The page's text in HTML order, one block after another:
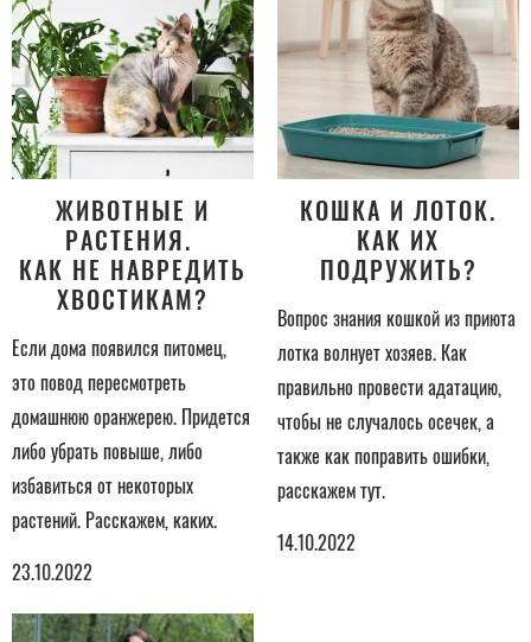
ЖИВОТНЫЕ И
РАСТЕНИЯ.
КАК НЕ НАВРЕДИТЬ
ХВОСТИКАМ?
Если дома появился питомец,
это повод пересмотреть
домашнюю оранжерею. Придется
либо убрать повыше, либо
избавиться от некоторых
растений. Расскажем, каких.
23.10.2022
КОШКА И ЛОТОК.
КАК ИХ
ПОДРУЖИТЬ?
Вопрос знания кошкой из приюта
лотка волнует хозяев. Как
правильно провести адатацию,
чтобы не случалось осечек, а
также как поправить ошибки,
расскажем тут.
14.10.2022